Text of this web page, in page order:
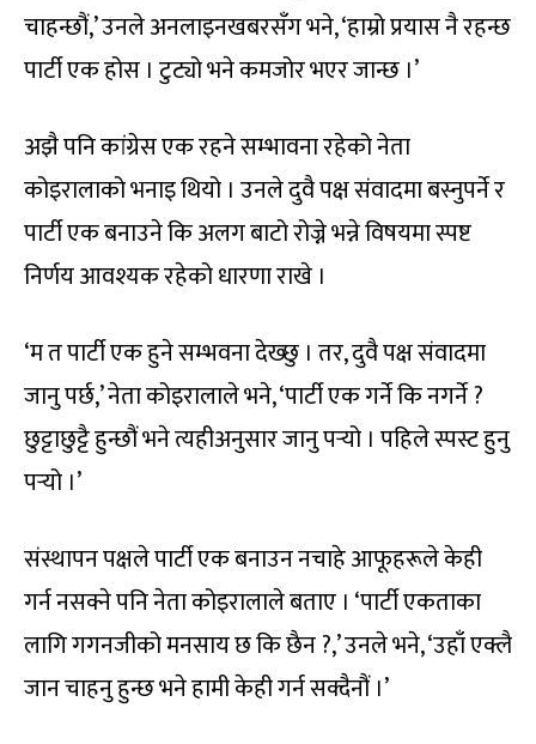
चाहन्छौं,’ उनले अनलाइनखबरसँग भने, ‘हाम्रो प्रयास नै रहन्छ
पार्टी एक होस । टुट्यो भने कमजोर भएर जान्छ ।’
अझै पनि कांग्रेस एक रहने सम्भावना रहेको नेता
कोइरालाको भनाइ थियो । उनले दुवै पक्ष संवादमा बस्नुपर्ने र
पार्टी एक बनाउने कि अलग बाटो रोज्ने भन्ने विषयमा स्पष्ट
निर्णय आवश्यक रहेको धारणा राखे ।
‘म त पार्टी एक हुने सम्भवना देख्छु । तर, दुवै पक्ष संवादमा
जानु पर्छ,’ नेता कोइरालाले भने, ‘पार्टी एक गर्ने कि नगर्ने ?
छुट्टाछुट्टै हुन्छौं भने त्यहीअनुसार जानु पर्‍यो । पहिले स्पस्ट हुनु
पर्‍यो ।’
संस्थापन पक्षले पार्टी एक बनाउन नचाहे आफूहरूले केही
गर्न नसक्ने पनि नेता कोइरालाले बताए । ‘पार्टी एकताका
लागि गगनजीको मनसाय छ कि छैन ?,’ उनले भने, ‘उहाँ एक्लै
जान चाहनु हुन्छ भने हामी केही गर्न सक्दैनौं ।’